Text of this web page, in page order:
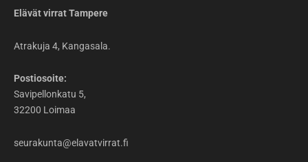
Elävät virrat Tampere
Atrakuja 4, Kangasala.
Postiosoite:
Savipellonkatu 5,
32200 Loimaa
seurakunta@elavatvirrat.fi